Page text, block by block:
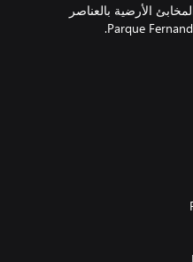
الأرضية بالعناصر